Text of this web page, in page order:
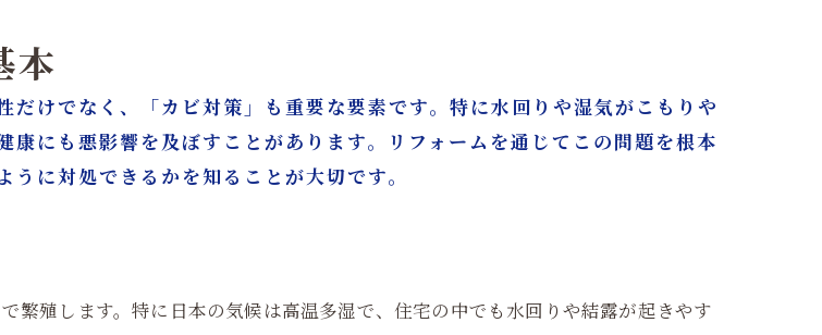
本
けでなく、「カビ対策」も重要な要素です。特に水回りや湿気がこもりや
にも悪影響を及ぼすことがあります。リフォームを通じてこの問題を根本
に対処できるかを知ることが大切です。
繁殖します。特に日本の気候は高温多湿で、住宅の中でも水回りや結露が起きやす